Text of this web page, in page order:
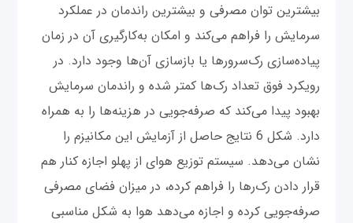
بیشترین توان مصرفی و بیشترین راندمان در عملکرد
سرمایش را فراهم می‌کند و امکان به‌کارگیری آن‌ در زمان
پیاده‌سازی رک‌سرورها یا بازسازی آن‌ها وجود دارد. در
رویکرد فوق تعداد رک‌ها کمتر شده و راندمان سرمایش
بهبود پیدا می‌کند که صرفه‌جویی در هزینه‌ها را به همراه
دارد. شکل 6 نتایج حاصل از آزمایش این مکانیزم را
نشان می‌دهد. سیستم توزیع هوای از پهلو اجازه کنار هم
قرار دادن رک‌رها را فراهم کرده، در میزان فضای مصرفی
صرفه‌جویی کرده و اجازه می‌دهد هوا به شکل مناسبی